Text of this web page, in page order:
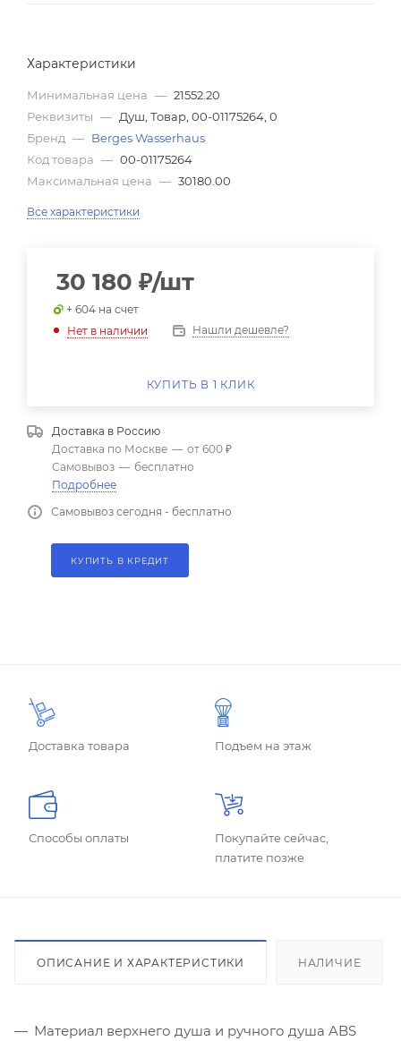
Характеристики
Минимальная цена — 21552.20
Реквизиты — Душ, Товар, 00-01175264, 0
Бренд — Berges Wasserhaus
Код товара — 00-01175264
Максимальная цена — 30180.00
Все характеристики
30 180 ₽/шт
+ 604 на счет
Нет в наличии
Нашли дешевле?
КУПИТЬ В 1 КЛИК
Доставка в Россию
Доставка по Москве — от 600 ₽
Самовывоз — бесплатно
Подробнее
Самовывоз сегодня - бесплатно
КУПИТЬ В КРЕДИТ
Доставка товара Подъем на этаж
Способы оплаты
Покупайте сейчас,
платите позже
ОПИСАНИЕ И ХАРАКТЕРИСТИКИ НАЛИЧИЕ
Материал верхнего душа и ручного душа ABS